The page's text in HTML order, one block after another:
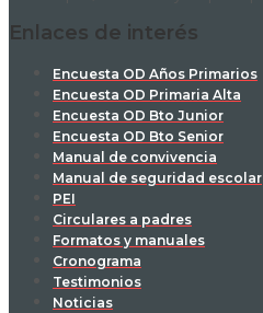
Enlaces de interés
Encuesta OD Años Primarios
Encuesta OD Primaria Alta
Encuesta OD Bto Junior
Encuesta OD Bto Senior
Manual de convivencia
Manual de seguridad escolar
PEI
Circulares a padres
Formatos y manuales
Cronograma
Testimonios
Noticias